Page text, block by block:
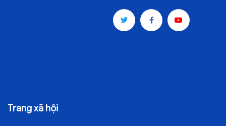
Trang xã hội